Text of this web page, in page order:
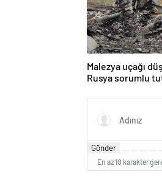
Malezya uçağı
Rusya sorumlu
Gönder
En az 10 karakter